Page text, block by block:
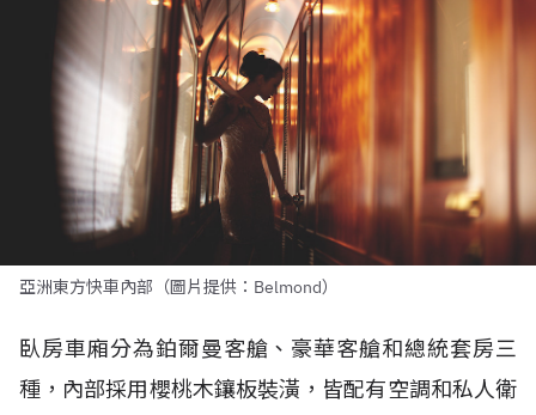
亞洲東方快車內部（圖片提供：Belmond）
臥房車廂分為鉑爾曼客艙、豪華客艙和總統套房三
種，內部採用櫻桃木鑲板裝潢，皆配有空調和私人衛